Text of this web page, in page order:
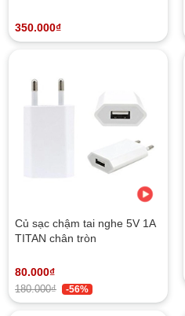
350.000₫
Củ sạc chậm tai nghe 5V 1A
TITAN chân tròn
80.000₫
180.000₫ -56%